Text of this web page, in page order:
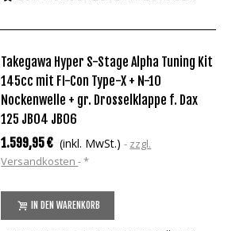
Takegawa Hyper S-Stage Alpha Tuning Kit
145cc mit FI-Con Type-X + N-10
Nockenwelle + gr. Drosselklappe f. Dax
125 JB04 JB06
1.599,95 € (inkl. MwSt.)
zzgl.
Versandkosten *
IN DEN WARENKORB